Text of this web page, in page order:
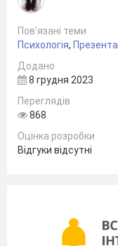
СТАТИСТИКА
ВИПИВАЮТЬ
Пов’язані теми
Психологія,
Додано
8 грудня 2023
Переглядів
868
Оцінка розробки
Відгуки відсутні